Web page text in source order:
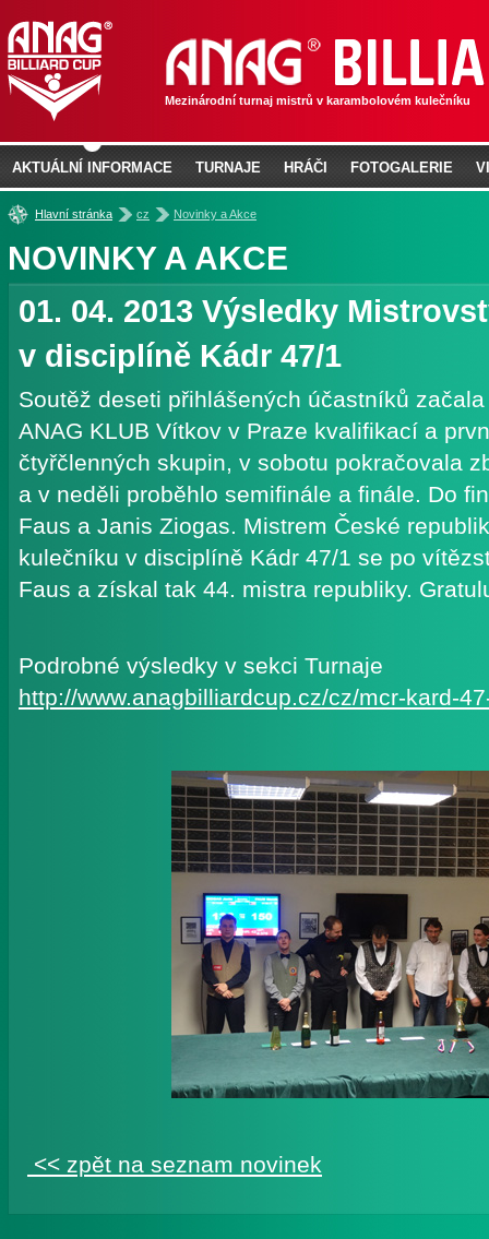
Hlavní stránka
» cz» Novinky a Akce
NOVINKY A AKCE
01. 04. 2013 Výsledky
v disciplíně Kádr 47/1
Soutěž deseti přihlášených účastníků
ANAG KLUB Vítkov v Praze kvalifikací a
čtyřčlenných skupin, v sobotu pokračovala
a v neděli proběhlo semifinále a finále. Do
Faus a Janis Ziogas. Mistrem České
kulečníku v disciplíně Kádr 47/1 se po
Faus a získal tak 44. mistra republiky.
Podrobné výsledky v sekci Turnaje
http://www.anagbilliardcup.cz/cz/mcr-kard-
<< zpět na seznam novinek
Mezinárodní turnaj mistrů v karambolovém kulečníku
AKTUÁLNÍ INFORMACE TURNAJE HRÁČI FOTOGALERIE